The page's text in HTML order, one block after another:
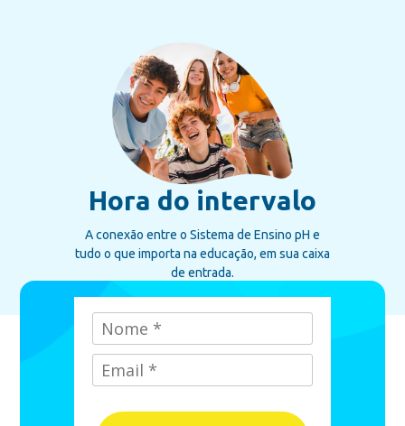
Hora do intervalo
A conexão entre o Sistema de Ensino pH e
tudo o que importa na educação, em sua caixa
de entrada.